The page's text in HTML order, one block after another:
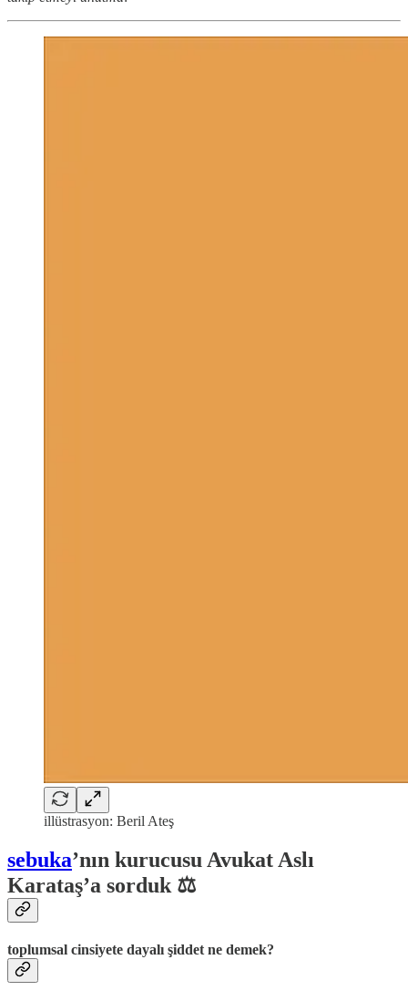
illüstrasyon: Beril Ateş
sebuka’nın kurucusu Avukat Aslı
Karataş’a sorduk ⚖️
toplumsal cinsiyete dayalı şiddet ne demek?